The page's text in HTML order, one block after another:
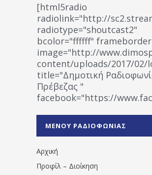
[html5radio
radiolink="http://
radiotype="shoutcast2"
bcolor="ffffff"
image="http://
content/uploads/2017/02/
title="Δημοτική
Πρέβεζας "
facebook="https://
1531194763766854/"
ΜΕΝΟΥ ΡΑΔΙΟΦΩΝΙΑΣ
Αρχική
Προφίλ – Διοίκηση